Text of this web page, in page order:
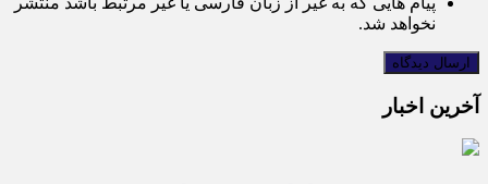
نخواهد شد.
آخرین اخبار